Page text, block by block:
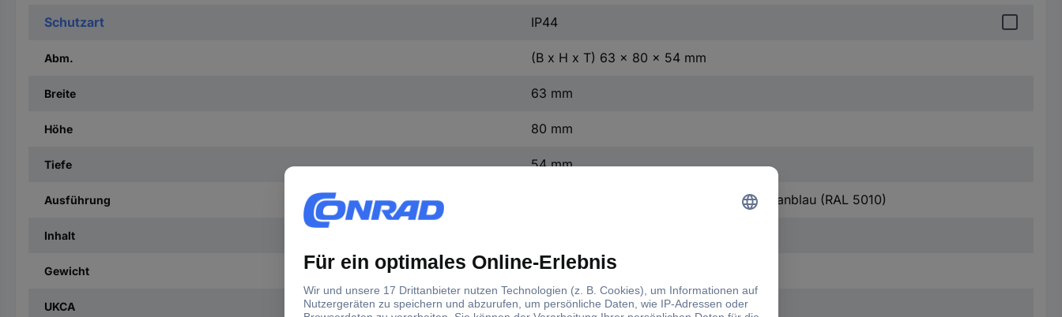
Schutzart IP44
Abm. (B x H x T) 63 x 80 x 54 mm
Breite 63 mm
Höhe 80 mm
Tiefe 54 mm
Ausführung Schutzkontakt-Steckdose IP44 Blau. Enzianblau (RAL 5010)
Inhalt
Gewicht 0.16
UKCA Ja